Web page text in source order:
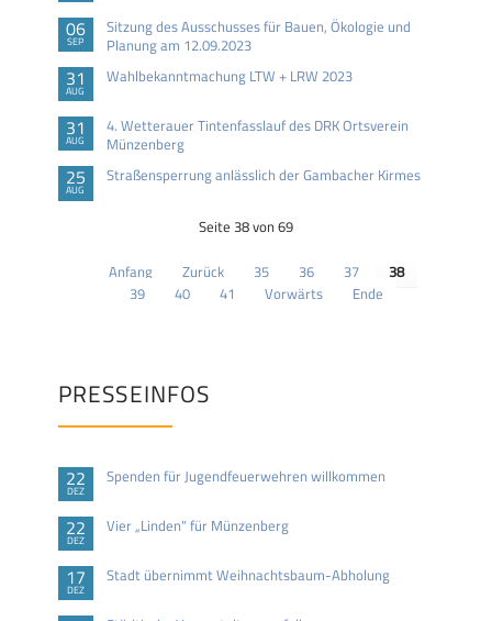
06
SEP
Sitzung des Ausschusses für Bauen, Ökologie und
Planung am 12.09.2023
31
AUG
Wahlbekanntmachung LTW + LRW 2023
31
AUG
4. Wetterauer Tintenfasslauf des DRK Ortsverein
Münzenberg
25
AUG
Straßensperrung anlässlich der Gambacher Kirmes
Seite 38 von 69
Anfang Zurück 35 36 37
38
39
40 41 Vorwärts Ende
PRESSEINFOS
22
DEZ
Spenden für Jugendfeuerwehren willkommen
22
DEZ
Vier „Linden“ für Münzenberg
17
DEZ
Stadt übernimmt Weihnachtsbaum-Abholung